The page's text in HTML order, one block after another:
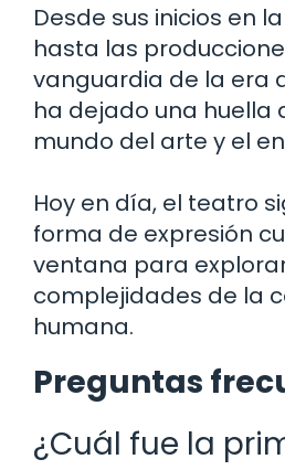
Desde sus inicios en
hasta las
vanguardia de la era
ha dejado una huella
mundo del arte y el
Hoy en día, el teatro
forma de expresión
ventana para
complejidades de la
humana.
Preguntas
¿Cuál fue la